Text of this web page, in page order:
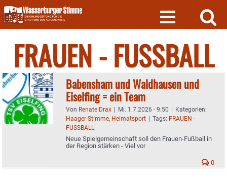
Skip
to
content
FRAUEN - FUSSBALL
Babensham und Waldhausen und
Eiselfing = ein Team
Von Renate Drax | Mi. 1.7.2026 - 9:50 | Kategorien:
Haager-Stimme, Heimatsport | Tags: FRAUEN -
FUSSBALL
Neue Spielgemeinschaft soll den Frauen-Fußball in
der Region stärken - Viel vor
0